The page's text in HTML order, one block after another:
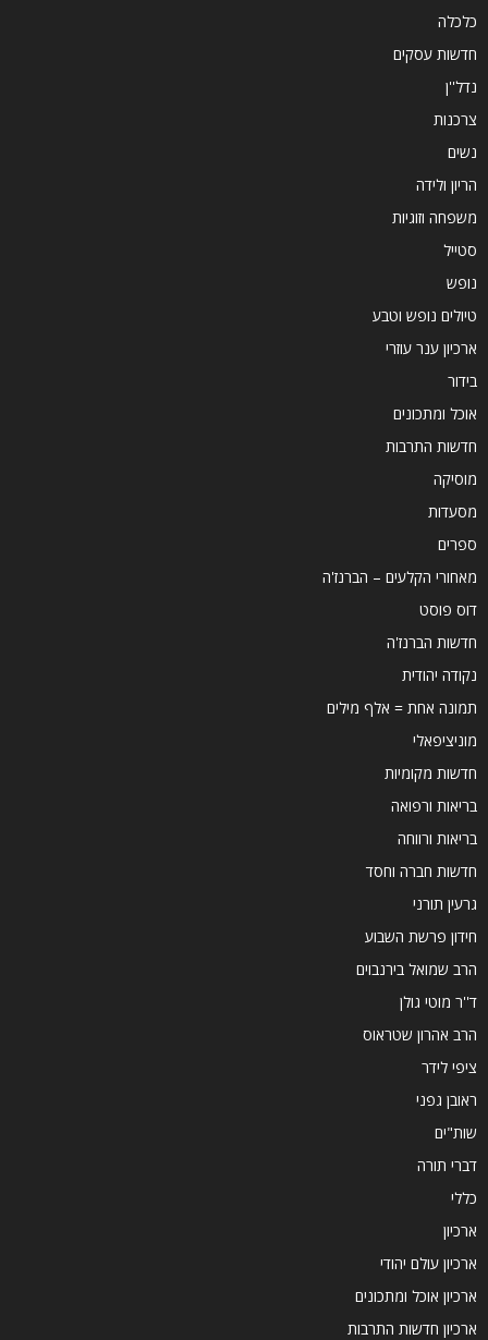
כלכלה
חדשות עסקים
נדל''ן
צרכנות
נשים
הריון ולידה
משפחה וזוגיות
סטייל
נופש
טיולים נופש וטבע
ארכיון ענר עוזרי
בידור
אוכל ומתכונים
חדשות התרבות
מוסיקה
מסעדות
ספרים
מאחורי הקלעים – הברנז'ה
דוס פוסט
חדשות הברנז'ה
נקודה יהודית
תמונה אחת = אלף מילים
מוניציפאלי
חדשות מקומיות
בריאות ורפואה
בריאות ורווחה
חדשות חברה וחסד
גרעין תורני
חידון פרשת השבוע
הרב שמואל בירנבוים
ד''ר מוטי גולן
הרב אהרון שטראוס
ציפי לידר
ראובן גפני
שות"ים
דברי תורה
כללי
ארכיון
ארכיון עולם יהודי
ארכיון אוכל ומתכונים
ארכיון חדשות התרבות